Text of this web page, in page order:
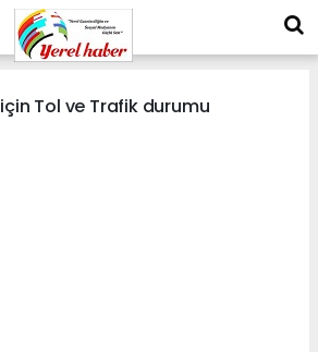
için Tol ve Trafik durumu